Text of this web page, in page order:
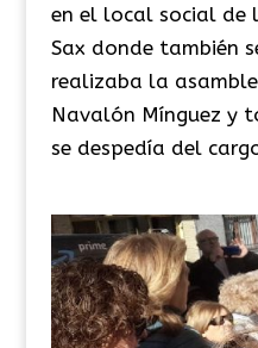
en el local social de
Sax donde también
realizaba la
Navalón Mínguez y
se despedía del